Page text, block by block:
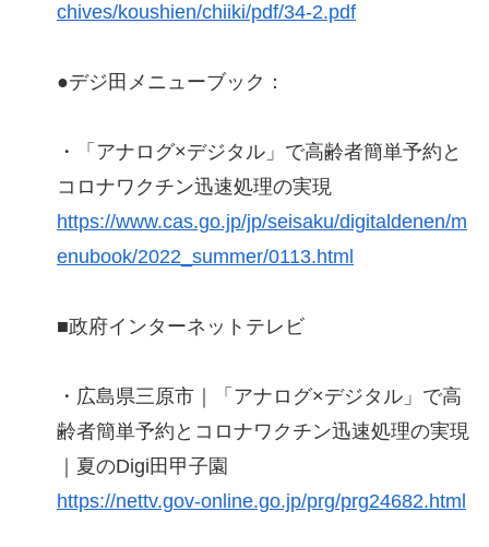
chives/koushien/chiiki/pdf/34-2.pdf
●デジ田メニューブック：
・「アナログ×デジタル」で高齢者簡単予約と
コロナワクチン迅速処理の実現
https://www.cas.go.jp/jp/seisaku/digitaldenen/m
enubook/2022_summer/0113.html
■政府インターネットテレビ
・広島県三原市｜「アナログ×デジタル」で高
齢者簡単予約とコロナワクチン迅速処理の実現
｜夏のDigi田甲子園
https://nettv.gov-online.go.jp/prg/prg24682.html